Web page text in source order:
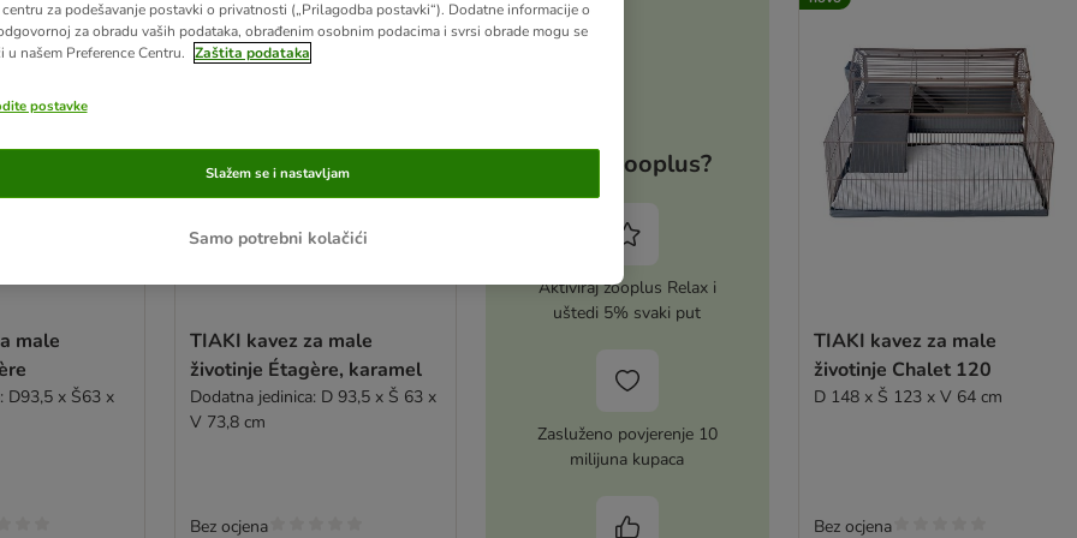
male
D93,5 x Š63 x
TIAKI kavez za male
životinje Étagère, karamel
Dodatna jedinica: D 93,5 x Š 63 x
V 73,8 cm
Bez ocjena
Zašto zooplus?
Aktiviraj zooplus Relax i
uštedi 5% svaki put
Zasluženo povjerenje 10
milijuna kupaca
TIAKI kavez za male
životinje Chalet 120
D 148 x Š 123 x V 64 cm
Bez ocjena
centru za podešavanje postavki o privatnosti („Prilagodba postavki“). Dodatne informacije o
za obradu vaših podataka, obrađenim osobnim podacima i svrsi obrade mogu se
u našem Preference Centru. Zaštita podataka
postavke
Samo potrebni kolačići
Slažem se i nastavljam